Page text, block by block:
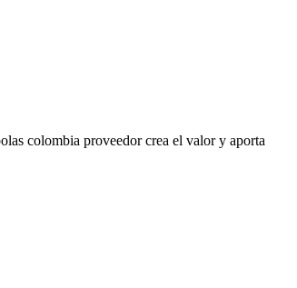
colombia proveedor crea el valor y aporta